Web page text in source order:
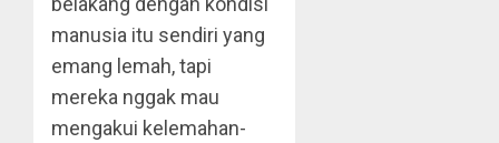
manusia itu sendiri yang
emang lemah, tapi
mereka nggak mau
mengakui kelemahan-